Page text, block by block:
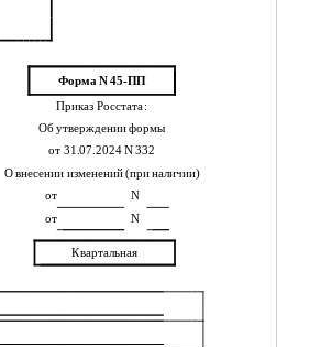
Форма N 45-ПП
Приказ Росстата:
Об утверждении формы
от 31.07.2024 N 332
О внесении изменений (при наличии)
от
N
от
N
Квартальная